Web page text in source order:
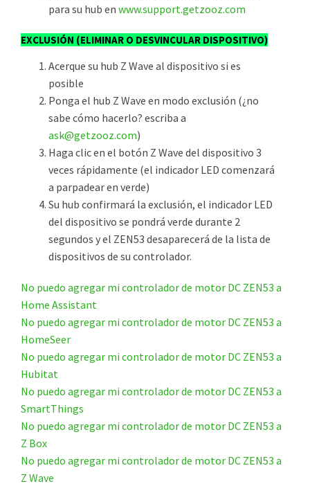
para su hub en www.support.getzooz.com
EXCLUSIÓN (ELIMINAR O DESVINCULAR DISPOSITIVO)
Acerque su hub Z Wave al dispositivo si es
posible
Ponga el hub Z Wave en modo exclusión (¿no
sabe cómo hacerlo? escriba a
ask@getzooz.com)
Haga clic en el botón Z Wave del dispositivo 3
veces rápidamente (el indicador LED comenzará
a parpadear en verde)
Su hub confirmará la exclusión, el indicador LED
del dispositivo se pondrá verde durante 2
segundos y el ZEN53 desaparecerá de la lista de
dispositivos de su controlador.
No puedo agregar mi controlador de motor DC ZEN53 a
Home Assistant
No puedo agregar mi controlador de motor DC ZEN53 a
HomeSeer
No puedo agregar mi controlador de motor DC ZEN53 a
Hubitat
No puedo agregar mi controlador de motor DC ZEN53 a
SmartThings
No puedo agregar mi controlador de motor DC ZEN53 a
Z Box
No puedo agregar mi controlador de motor DC ZEN53 a
Z Wave